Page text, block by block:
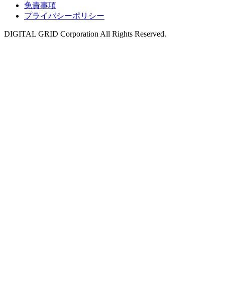
免責事項
プライバシーポリシー
DIGITAL GRID Corporation All Rights Reserved.